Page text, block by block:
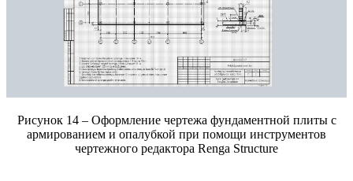
Рисунок 14 – Оформление чертежа фундаментной плиты с
армированием и опалубкой при помощи инструментов
чертежного редактора Renga Structure